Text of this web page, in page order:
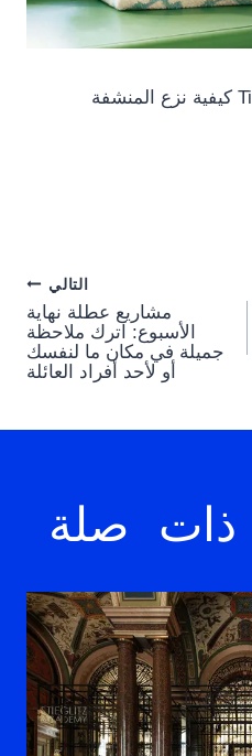
تشرح فانيسا أمارو من TikTok كيفية نزع المنشفة
التالي
مشاريع عطلة نهاية
الأسبوع: اترك ملاحظة
جميلة في مكان ما لنفسك
أو لأحد أفراد العائلة
صلة